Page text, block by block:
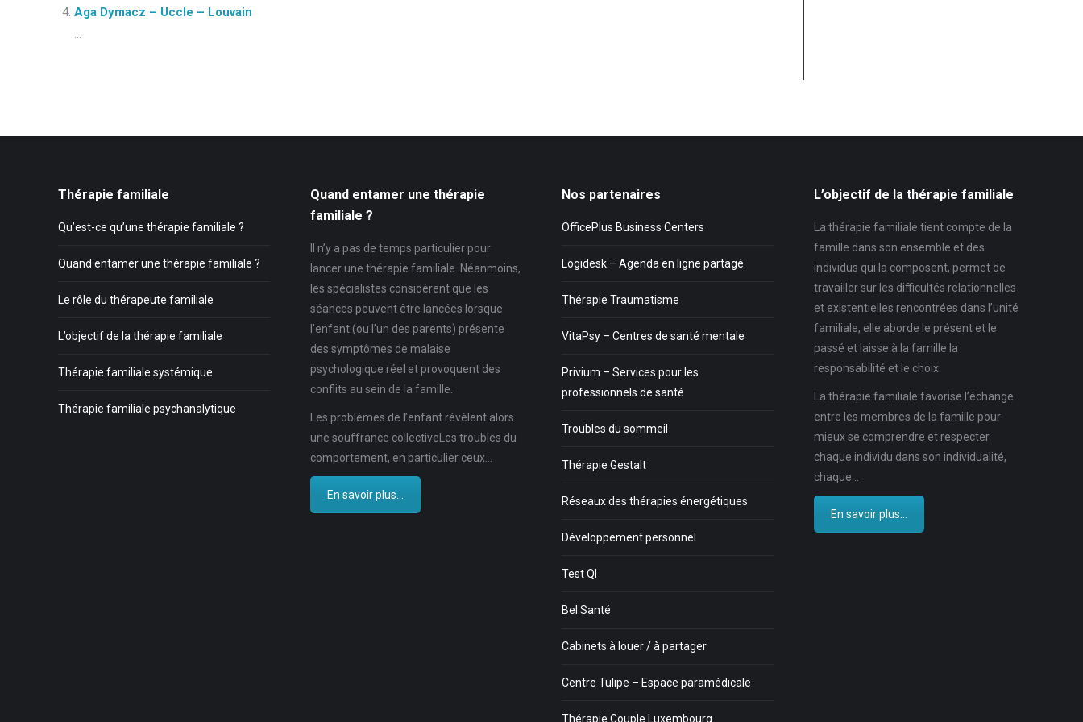
Aga Dymacz – Uccle – Louvain
...
Thérapie familiale
Qu’est-ce qu’une thérapie familiale ?
Quand entamer une thérapie familiale ?
Le rôle du thérapeute familiale
L’objectif de la thérapie familiale
Thérapie familiale systémique
Thérapie familiale psychanalytique
Quand entamer une thérapie
familiale ?
Il n’y a pas de temps particulier pour
lancer une thérapie familiale. Néanmoins,
les spécialistes considèrent que les
séances peuvent être lancées lorsque
l’enfant (ou l’un des parents) présente
des symptômes de malaise
psychologique réel et provoquent des
conflits au sein de la famille.
Les problèmes de l’enfant révèlent alors
une souffrance collectiveLes troubles du
comportement, en particulier ceux…
En savoir plus...
Nos partenaires
OfficePlus Business Centers
Logidesk – Agenda en ligne partagé
Thérapie Traumatisme
VitaPsy – Centres de santé mentale
Privium – Services pour les
professionnels de santé
Troubles du sommeil
Thérapie Gestalt
Réseaux des thérapies énergétiques
Développement personnel
Test QI
Bel Santé
Cabinets à louer / à partager
Centre Tulipe – Espace paramédicale
Thérapie Couple Luxembourg
L’objectif de la thérapie familiale
La thérapie familiale tient compte de la
famille dans son ensemble et des
individus qui la composent, permet de
travailler sur les difficultés relationnelles
et existentielles rencontrées dans l’unité
familiale, elle aborde le présent et le
passé et laisse à la famille la
responsabilité et le choix.
La thérapie familiale favorise l’échange
entre les membres de la famille pour
mieux se comprendre et respecter
chaque individu dans son individualité,
chaque…
En savoir plus...